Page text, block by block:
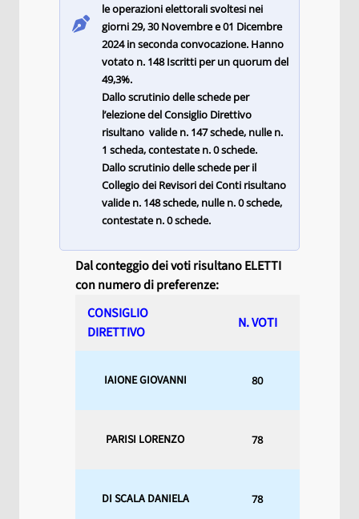
le operazioni elettorali svoltesi nei
giorni 29, 30 Novembre e 01 Dicembre
2024 in seconda convocazione. Hanno
votato n. 148 Iscritti per un quorum del
49,3%.
Dallo scrutinio delle schede per
l’elezione del Consiglio Direttivo
risultano validen. 147 schede, nulle n.
1 scheda, contestate n. 0 schede.
Dallo scrutinio delle schede per il
Collegio dei Revisori dei Conti risultano
valide n. 148 schede, nulle n. 0 schede,
contestate n. 0 schede.
Dal conteggio dei voti risultano ELETTI
con numero di preferenze:
CONSIGLIO
DIRETTIVO
N. VOTI
IAIONE GIOVANNI 80
PARISI LORENZO 78
DI SCALA DANIELA 78